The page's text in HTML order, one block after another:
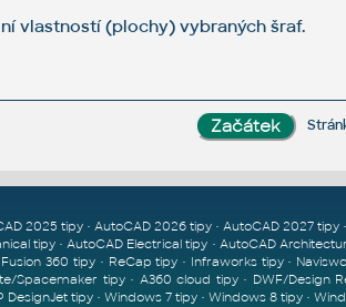
vlastností (plochy) vybraných šraf.
2025 tipy• AutoCAD 2026 tipy •AutoCAD 2027 tipy
tipy•AutoCAD Electrical tipy • AutoCAD
Fusion 360 tipy • ReCap tipy • Infraworks tipy•
Spacemaker tipy• A360 cloud tipy• DWF/Design
DesignJet tipy• Windows 7 tipy• Windows 8 tipy•